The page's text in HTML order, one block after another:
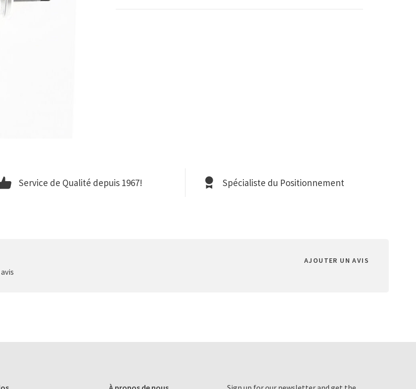
Service de Qualité depuis 1967! Spécialiste du Positionnement
AJOUTER UN AVIS